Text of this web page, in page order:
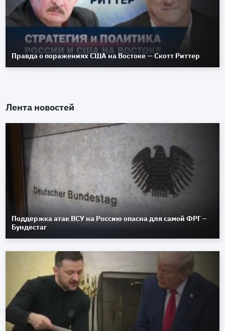
Правда о поражениях США на Востоке — Скотт Риттер
Лента новостей
Поддержка атак ВСУ на Россию опасна для самой ФРГ –
Бундестаг